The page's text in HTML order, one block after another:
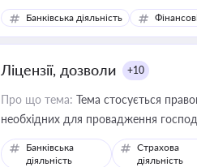
Банківська діяльність
Ліцензії, дозволи +10
Про що тема: Тема стосується
необхідних для провадження
Банківська
діяльність
Страхова
діяльність